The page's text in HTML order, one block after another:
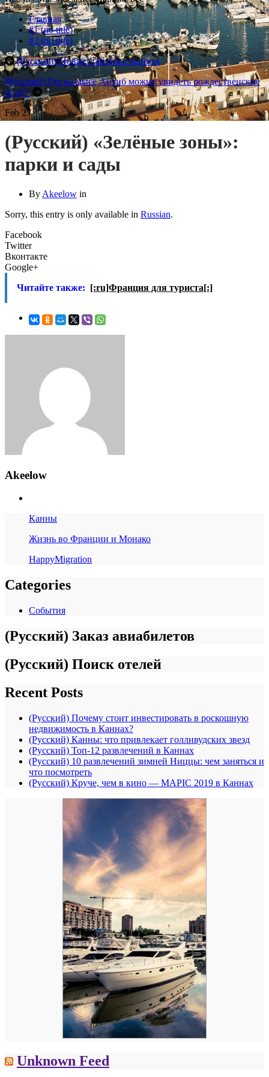
Главная
#1 (no title)
#2 (no title)
(Русский) Новая станция в Каннах
(Русский) Где на мысе Антиб можно увидеть рождественские
ясли?
Feb 27
(Русский) «Зелёные зоны»:
парки и сады
By Akeelow in
Sorry, this entry is only available in Russian.
Facebook
Twitter
Вконтакте
Google+
Читайте также: [:ru]Франция для туриста[:]
Akeelow
Канны
Жизнь во Франции и Монако
HappyMigration
Categories
События
(Русский) Заказ авиабилетов
(Русский) Поиск отелей
Recent Posts
(Русский) Почему стоит инвестировать в роскошную
недвижимость в Каннах?
(Русский) Канны: что привлекает голливудских звезд
(Русский) Топ-12 развлечений в Каннах
(Русский) 10 развлечений зимней Ниццы: чем заняться и
что посмотреть
(Русский) Круче, чем в кино — MAPIC 2019 в Каннах
Unknown Feed